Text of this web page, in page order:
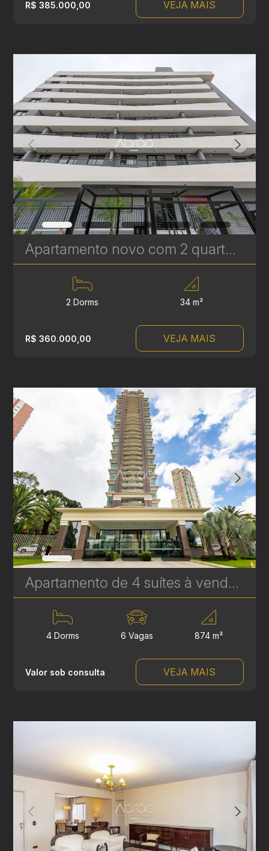
R$ 385.000,00 VEJA MAIS
Apartamento novo com 2 quartos à Venda no Vila Izabel - 34 m² | Ref 417
2 Dorms 34 m²
R$ 360.000,00 VEJA MAIS
Apartamento de 4 suítes à venda no Palazzo Lumini, Ecoville - 874 m² | Ref. 1767
4 Dorms 6 Vagas 874 m²
Valor sob consulta VEJA MAIS